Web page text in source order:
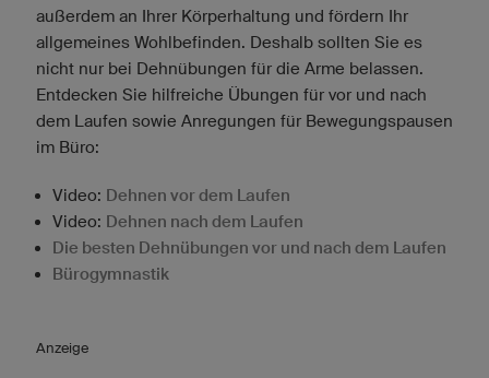
außerdem an Ihrer Körperhaltung und fördern Ihr
allgemeines Wohlbefinden. Deshalb sollten Sie es
nicht nur bei Dehnübungen für die Arme belassen.
Entdecken Sie hilfreiche Übungen für vor und nach
dem Laufen sowie Anregungen für Bewegungspausen
im Büro:
Video: Dehnen vor dem Laufen
Video: Dehnen nach dem Laufen
Die besten Dehnübungen vor und nach dem Laufen
Bürogymnastik
Anzeige